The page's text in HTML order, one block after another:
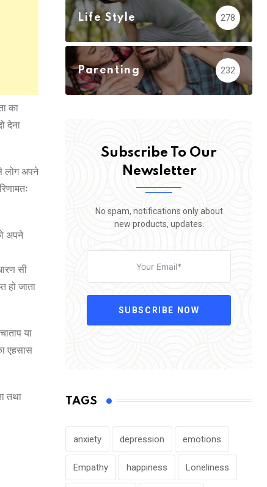
का
देना
लोग अपने
अपने
सी
हो जाता
या
एहसास
तथा
Life Style 278
Parenting 232
Subscribe To Our
Newsletter
No spam, notifications only about
new products, updates.
SUBSCRIBE NOW
TAGS
anxiety depression emotions
Empathy happiness Loneliness